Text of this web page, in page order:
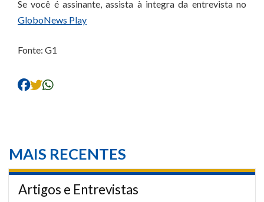
Se você é assinante, assista à integra da entrevista no
GloboNews Play
Fonte: G1
MAIS RECENTES
Artigos e Entrevistas